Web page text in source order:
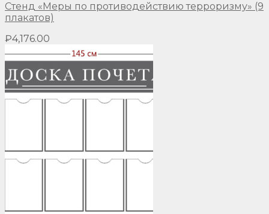
Стенд «Меры по противодействию терроризму» (9
плакатов)
₽4,176.00